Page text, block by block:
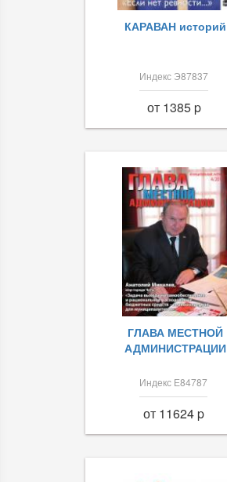
КАРАВАН историй
Индекс Э87837
от 1385 p
ГЛАВА МЕСТНОЙ
АДМИНИСТРАЦИИ
Индекс Е84787
от 11624 p